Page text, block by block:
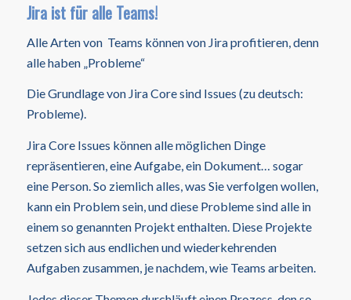
Jira ist für alle Teams!
Alle Arten von Teams können von Jira profitieren, denn
alle haben „Probleme“
Die Grundlage von Jira Core sind Issues (zu deutsch:
Probleme).
Jira Core Issues können alle möglichen Dinge
repräsentieren, eine Aufgabe, ein Dokument… sogar
eine Person. So ziemlich alles, was Sie verfolgen wollen,
kann ein Problem sein, und diese Probleme sind alle in
einem so genannten Projekt enthalten. Diese Projekte
setzen sich aus endlichen und wiederkehrenden
Aufgaben zusammen, je nachdem, wie Teams arbeiten.